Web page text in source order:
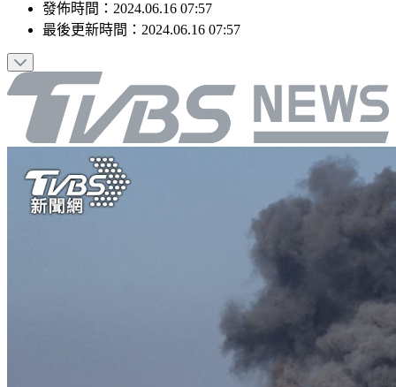
發佈時間： 2024.06.16 07:57
最後更新時間： 2024.06.16 07:57